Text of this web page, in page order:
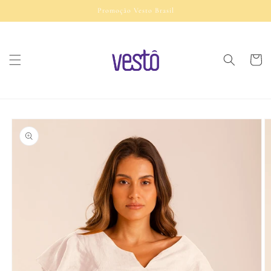
conteúdo
Promoção Vesto Brasil
informações
do produto